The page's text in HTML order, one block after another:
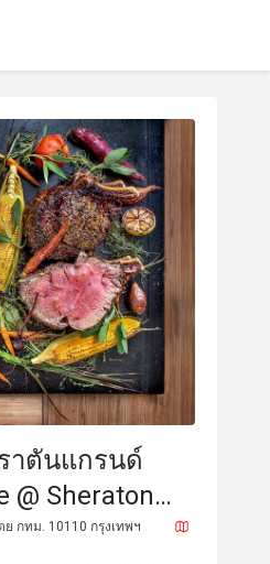
าตันแกรนด์
@ Sheraton
กทม. 10110 กรุงเทพฯ